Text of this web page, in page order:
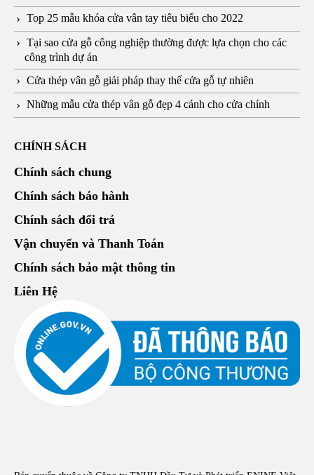
Top 25 mẫu khóa cửa vân tay tiêu biểu cho 2022
Tại sao cửa gỗ công nghiệp thường được lựa chọn cho các
công trình dự án
Cửa thép vân gỗ giải pháp thay thế cửa gỗ tự nhiên
Những mẫu cửa thép vân gỗ đẹp 4 cánh cho cửa chính
CHÍNH SÁCH
Chính sách chung
Chính sách bảo hành
Chính sách đổi trả
Vận chuyển và Thanh Toán
Chính sách bảo mật thông tin
Liên Hệ